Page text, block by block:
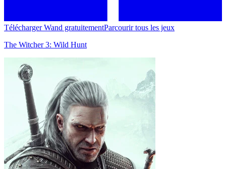
Télécharger Wand gratuitementParcourir tous les jeux
The Witcher 3: Wild Hunt